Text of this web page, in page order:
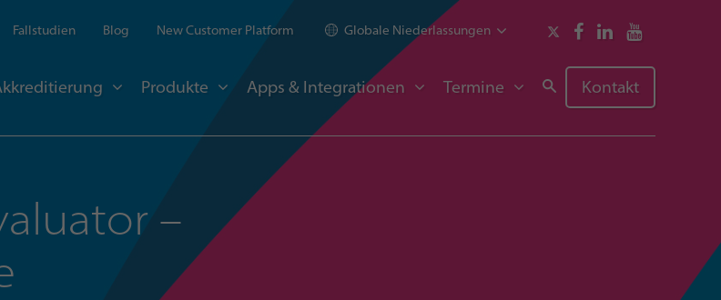
Fallstudien Blog New Customer Platform Globale Niederlassungen
Produkte Apps & Integrationen Termine Kontakt
–